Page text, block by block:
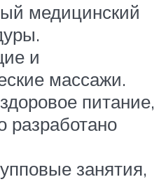
медицинский
и
массажи.
питание,
разработано
занятия,